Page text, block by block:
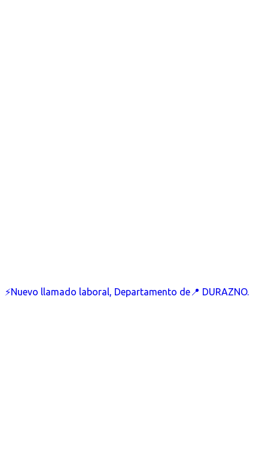
⚡Nuevo llamado laboral, Departamento de📍 DURAZNO.